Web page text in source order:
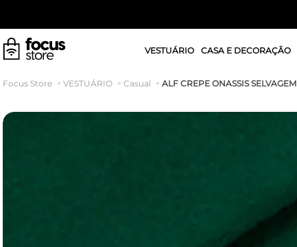
VESTUÁRIO CASA E DECORAÇÃO
VESTUÁRIO Casual ALF CREPE ONASSIS SELVAGEM